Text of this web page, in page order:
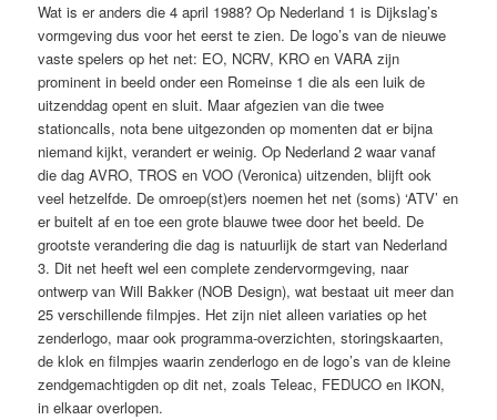
Wat is er anders die 4 april 1988? Op Nederland 1 is Dijkslag’s
vormgeving dus voor het eerst te zien. De logo’s van de nieuwe
vaste spelers op het net: EO, NCRV, KRO en VARA zijn
prominent in beeld onder een Romeinse 1 die als een luik de
uitzenddag opent en sluit. Maar afgezien van die twee
stationcalls, nota bene uitgezonden op momenten dat er bijna
niemand kijkt, verandert er weinig. Op Nederland 2 waar vanaf
die dag AVRO, TROS en VOO (Veronica) uitzenden, blijft ook
veel hetzelfde. De omroep(st)ers noemen het net (soms) ‘ATV’ en
er buitelt af en toe een grote blauwe twee door het beeld. De
grootste verandering die dag is natuurlijk de start van Nederland
3. Dit net heeft wel een complete zendervormgeving, naar
ontwerp van Will Bakker (NOB Design), wat bestaat uit meer dan
25 verschillende filmpjes. Het zijn niet alleen variaties op het
zenderlogo, maar ook programma-overzichten, storingskaarten,
de klok en filmpjes waarin zenderlogo en de logo’s van de kleine
zendgemachtigden op dit net, zoals Teleac, FEDUCO en IKON,
in elkaar overlopen.